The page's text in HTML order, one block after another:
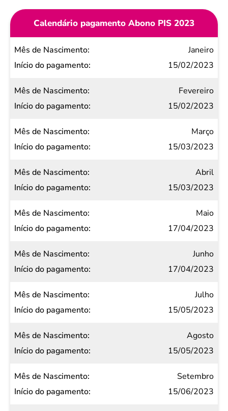
Calendário pagamento Abono PIS 2023
Mês de
Nascimento
pagamento
Janeiro
15/02/2023
Fevereiro
15/02/2023
Março
15/03/2023
Abril
15/03/2023
Maio
17/04/2023
Junho
17/04/2023
Julho
15/05/2023
Agosto
15/05/2023
Setembro
15/06/2023